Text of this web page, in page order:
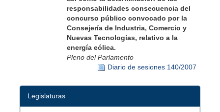
responsabilidades consecuencia del
concurso público convocado por la
Consejería de Industria, Comercio y
Nuevas Tecnologías, relativo a la
energía eólica.
Pleno del Parlamento
Diario de sesiones 140/2007
Legislaturas